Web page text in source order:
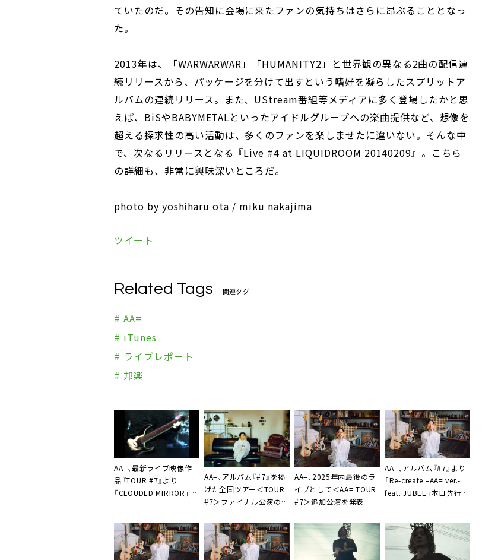
ていたのだ。その告知に会場に来たファンの気持ちはさらに昂ぶることとなっ
た。
2013年は、「WARWARWAR」「HUMANITY2」と世界観の異なる2曲の配信連
続リリースから、パッケージを分けて出すという嗜好を凝らしたスプリットア
ルバムの連続リリース。また、UStream番組等メディアに多く登場したかと思
えば、BiSやBABYMETALといったアイドルグループへの楽曲提供など、想像を
超える探求性の高い活動は、多くのファンを楽しませたに違いない。そんな中
で、次なるリリースとなる『Live #4 at LIQUIDROOM 20140209』。こちら
の詳細も、非常に興味深いところだ。
photo by yoshiharu ota / miku nakajima
ツイート
Related Tags 関連タグ
# AA=
# iTunes
# ライブレポート
# 邦楽
AA=、最新ライブ映像作
品『TOUR #7』より
「CLOUDED MIRROR」ラ
AA=、アルバム『#7』を掲
げた全国ツアー＜TOUR
#7＞ファイナル公演の映
AA=、2025年内最後のラ
イブとして＜AA= TOUR
#7＞追加公演を発表
AA=、アルバム『#7』より
「Re-create –AA= ver.-
feat. JUBEE」本日先行配
デオ公開も